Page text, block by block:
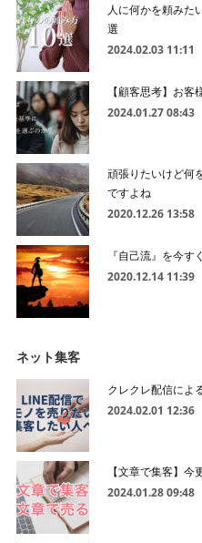
人に何かを頼みた
選
2024.02.03 11:11
【顧客思考】お
2024.01.27 08:43
頑張りたいけど何
ですよね
2020.12.26 13:58
『自己流』を今す
2020.12.14 11:39
ネット集客
クレクレ配信によ
2024.02.01 12:36
【文章で集客】
2024.01.28 09:48